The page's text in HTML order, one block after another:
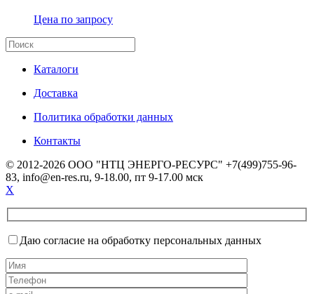
Цена по запросу
Каталоги
Доставка
Политика обработки данных
Контакты
© 2012-2026 ООО "НТЦ ЭНЕРГО-РЕСУРС" +7(499)755-96-
83, info@en-res.ru, 9-18.00, пт 9-17.00 мск
X
Даю согласие на обработку персональных данных